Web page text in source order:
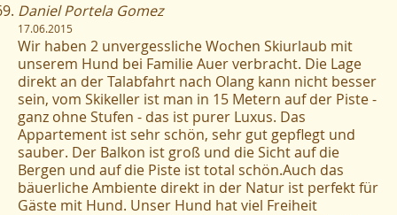
Daniel Portela Gomez
17.06.2015
Wir haben 2 unvergessliche Wochen Skiurlaub mit
unserem Hund bei Familie Auer verbracht. Die Lage
direkt an der Talabfahrt nach Olang kann nicht besser
sein, vom Skikeller ist man in 15 Metern auf der Piste -
ganz ohne Stufen - das ist purer Luxus. Das
Appartement ist sehr schön, sehr gut gepflegt und
sauber. Der Balkon ist groß und die Sicht auf die
Bergen und auf die Piste ist total schön.Auch das
bäuerliche Ambiente direkt in der Natur ist perfekt für
Gäste mit Hund. Unser Hund hat viel Freiheit